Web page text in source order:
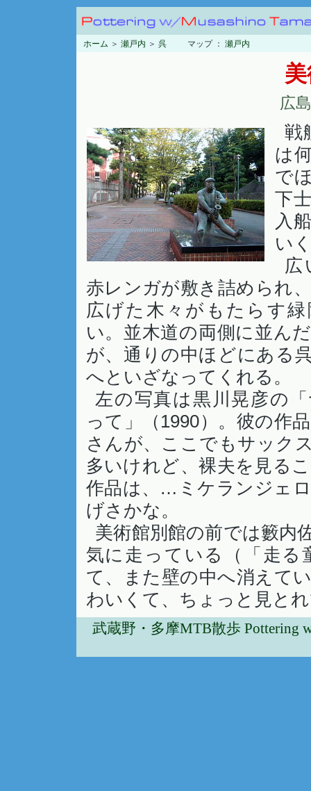
ホーム ＞ 瀬戸内 ＞ 呉 マップ ： 瀬戸内
広
戦
は
で
下
入
い
広
赤レンガが敷き詰められ
広げた木々がもたらす
い。並木道の両側に並ん
が、通りの中ほどにある
へといざなってくれる。
左の写真は黒川晃彦の
って」（1990）。彼の作
さんが、ここでもサック
多いけれど、裸夫を見る
作品は、…ミケランジェ
げさかな。
美術館別館の前では籔内
気に走っている（「走る
て、また壁の中へ消えて
わいくて、ちょっと見と
武蔵野・多摩MTB散歩 Pottering